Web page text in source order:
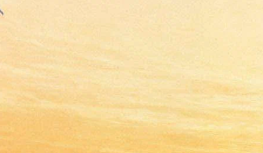
Премия «Русский Букер»
может прекратить
существование